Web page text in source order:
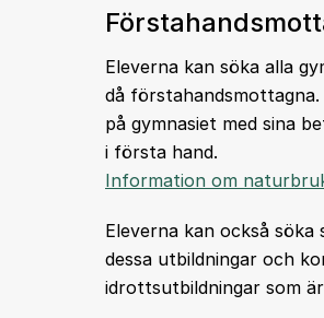
Eleverna kan söka alla
då
på gymnasiet med sina
i första hand.
Information om
Eleverna kan också
dessa utbildningar och
idrottsutbildningar som